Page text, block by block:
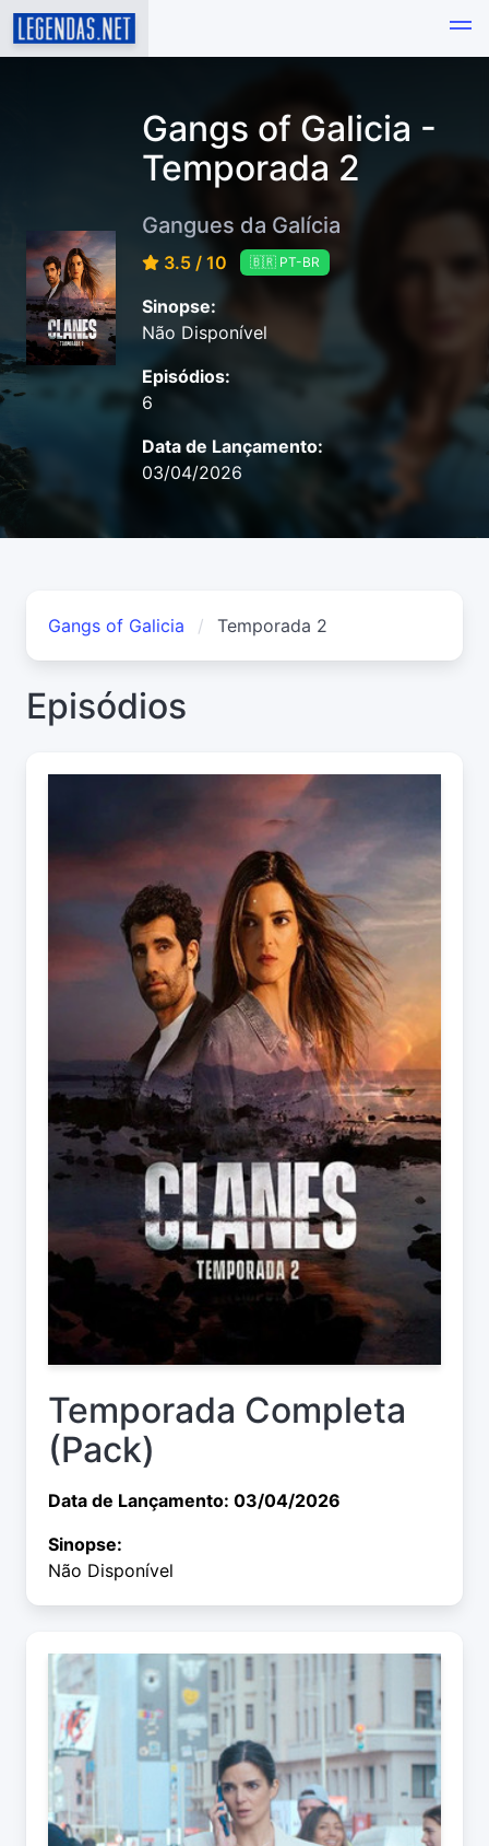
Gangs of Galicia -
Temporada 2
Gangues da Galícia
3.5 / 10 🇧🇷 PT-BR
Sinopse:
Não Disponível
Episódios:
6
Data de Lançamento:
03/04/2026
Gangs of Galicia Temporada 2
Episódios
Temporada Completa
(Pack)
Data de Lançamento: 03/04/2026
Sinopse:
Não Disponível